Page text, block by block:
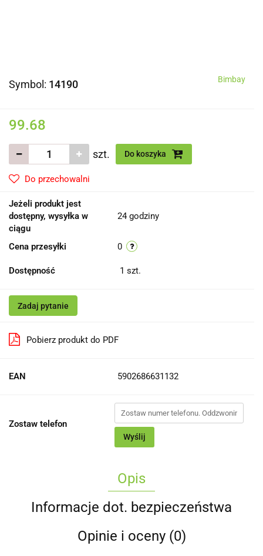
Symbol: 14190 Bimbay
99.68
szt. Do koszyka
Do przechowalni
Jeżeli produkt jest
dostępny, wysyłka w
ciągu
24 godziny
Cena przesyłki 0
Dostępność 1 szt.
Zadaj pytanie
Pobierz produkt do PDF
EAN 5902686631132
Zostaw telefon
Wyślij
Opis
Informacje dot. bezpieczeństwa
Opinie i oceny (0)